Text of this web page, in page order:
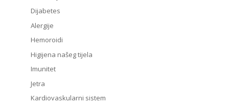
Dijabetes
Alergije
Hemoroidi
Higijena našeg tijela
Imunitet
Jetra
Kardiovaskularni sistem